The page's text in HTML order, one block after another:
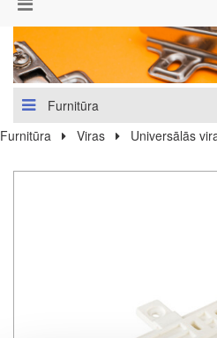
Furnitūra
Furnitūra
Viras Universālās